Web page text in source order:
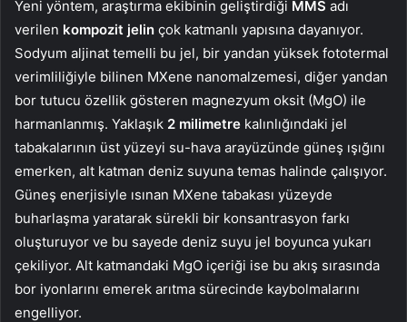
Yeni yöntem, araştırma ekibinin geliştirdiği MMS adı
verilen kompozit jelin çok katmanlı yapısına dayanıyor.
Sodyum aljinat temelli bu jel, bir yandan yüksek fototermal
verimliliğiyle bilinen MXene nanomalzemesi, diğer yandan
bor tutucu özellik gösteren magnezyum oksit (MgO) ile
harmanlanmış. Yaklaşık 2 milimetre kalınlığındaki jel
tabakalarının üst yüzeyi su-hava arayüzünde güneş ışığını
emerken, alt katman deniz suyuna temas halinde çalışıyor.
Güneş enerjisiyle ısınan MXene tabakası yüzeyde
buharlaşma yaratarak sürekli bir konsantrasyon farkı
oluşturuyor ve bu sayede deniz suyu jel boyunca yukarı
çekiliyor. Alt katmandaki MgO içeriği ise bu akış sırasında
bor iyonlarını emerek arıtma sürecinde kaybolmalarını
engelliyor.